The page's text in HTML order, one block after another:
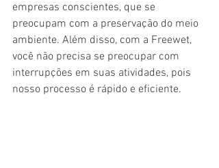
empresas conscientes, que se
preocupam com a preservação do meio
ambiente. Além disso, com a Freewet,
você não precisa se preocupar com
interrupções em suas atividades, pois
nosso processo é rápido e eficiente.